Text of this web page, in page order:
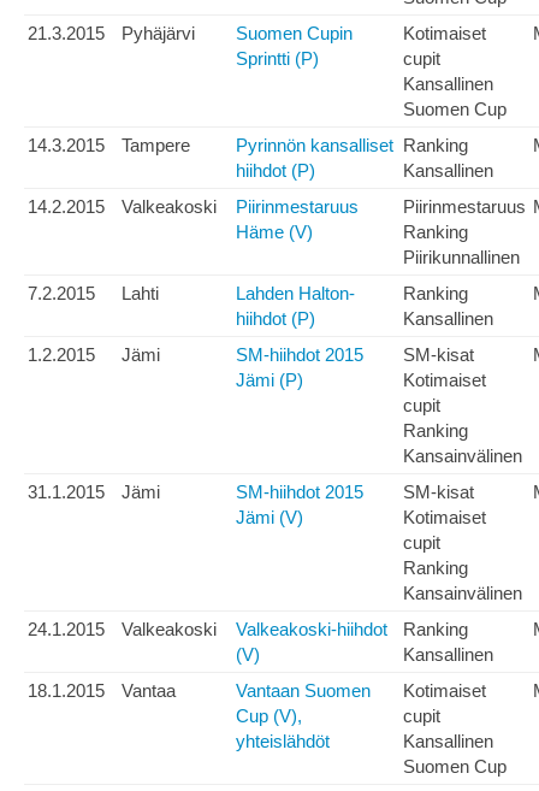
21.3.2015
Pyhäjärvi
Suomen Cupin
Sprintti (P)
Kotimaiset
cupit
Kansallinen
Suomen Cup
14.3.2015 Tampere
Pyrinnön kansalliset
hiihdot (P)
Ranking
Kansallinen
14.2.2015 Valkeakoski
Piirinmestaruus
Häme (V)
Piirinmestaruus
Ranking
Piirikunnallinen
7.2.2015 Lahti
Lahden Halton-
hiihdot (P)
Ranking
Kansallinen
1.2.2015 Jämi
SM-hiihdot 2015
Jämi (P)
SM-kisat
Kotimaiset
cupit
Ranking
Kansainvälinen
31.1.2015 Jämi
SM-hiihdot 2015
Jämi (V)
SM-kisat
Kotimaiset
cupit
Ranking
Kansainvälinen
24.1.2015 Valkeakoski
Valkeakoski-hiihdot
(V)
Ranking
Kansallinen
18.1.2015 Vantaa
Vantaan Suomen
Cup (V),
yhteislähdöt
Kotimaiset
cupit
Kansallinen
Suomen Cup